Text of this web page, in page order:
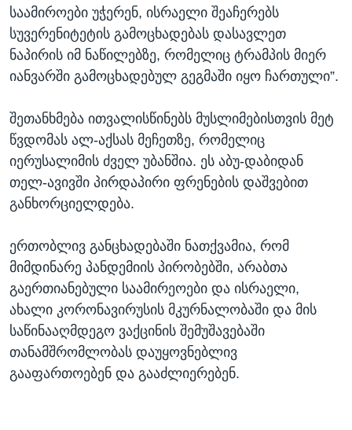
საამიროები უჭერენ, ისრაელი შეაჩერებს
სუვერენიტეტის გამოცხადებას დასავლეთ
ნაპირის იმ ნაწილებზე, რომელიც ტრამპის მიერ
იანვარში გამოცხადებულ გეგმაში იყო ჩართული”.
შეთანხმება ითვალისწინებს მუსლიმებისთვის მეტ
წვდომას ალ-აქსას მეჩეთზე, რომელიც
იერუსალიმის ძველ უბანშია. ეს აბუ-დაბიდან
თელ-ავივში პირდაპირი ფრენების დაშვებით
განხორციელდება.
ერთობლივ განცხადებაში ნათქვამია, რომ
მიმდინარე პანდემიის პირობებში, არაბთა
გაერთიანებული საამირეოები და ისრაელი,
ახალი კორონავირუსის მკურნალობაში და მის
საწინააღმდეგო ვაქცინის შემუშავებაში
თანამშრომლობას დაუყოვნებლივ
გააფართოებენ და გააძლიერებენ.